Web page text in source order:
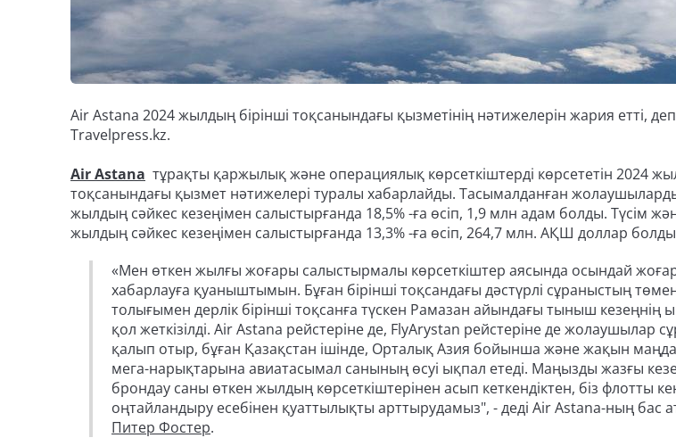
Air Astana 2024 жылдың бірінші тоқсанындағы қызметінің нәтижелерін жария етті,
Travelpress.kz.
Air Astana тұрақты қаржылық және операциялық көрсеткіштерді көрсететін 2024
тоқсанындағы қызмет нәтижелері туралы хабарлайды. Тасымалданған
жылдың сәйкес кезеңімен салыстырғанда 18,5% -ға өсіп, 1,9 млн адам болды. Түсім
жылдың сәйкес кезеңімен салыстырғанда 13,3% -ға өсіп, 264,7 млн. АҚШ доллар
«Мен өткен жылғы жоғары салыстырмалы көрсеткіштер аясында осындай
хабарлауға қуаныштымын. Бұған бірінші тоқсандағы дәстүрлі сұраныстың
толығымен дерлік бірінші тоқсанға түскен Рамазан айындағы тыныш кезеңнің
қол жеткізілді. Air Astana рейстеріне де, FlyArystan рейстеріне де жолаушылар
қалып отыр, бұған Қазақстан ішінде, Орталық Азия бойынша және жақын
мега-нарықтарына авиатасымал санының өсуі ықпал етеді. Маңызды жазғы
брондау саны өткен жылдың көрсеткіштерінен асып кеткендіктен, біз флотты
оңтайландыру есебінен қуаттылықты арттырудамыз", - деді Air Astana-ның бас
Питер Фостер.